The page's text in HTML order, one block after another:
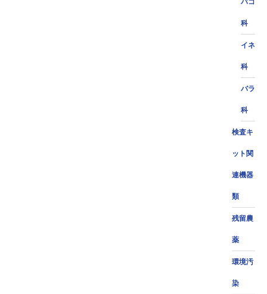
バコ
科
イネ
科
バラ
科
検査キ
ット関
連機器
類
残留農
薬
環境汚
染